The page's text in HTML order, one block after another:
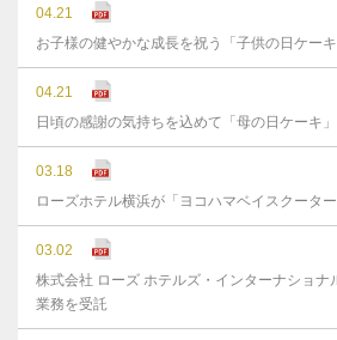
04.21
お子様の健やかな成長を祝う「子供の日ケーキ
04.21
日頃の感謝の気持ちを込めて「母の日ケーキ」
03.18
ローズホテル横浜が「ヨコハマベイスクータ
03.02
株式会社 ローズ ホテルズ・インターナショナ
業務を受託